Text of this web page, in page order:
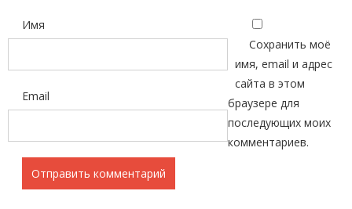
Имя
Email
Сохранить моё
имя, email и адрес
сайта в этом
браузере для
последующих моих
комментариев.